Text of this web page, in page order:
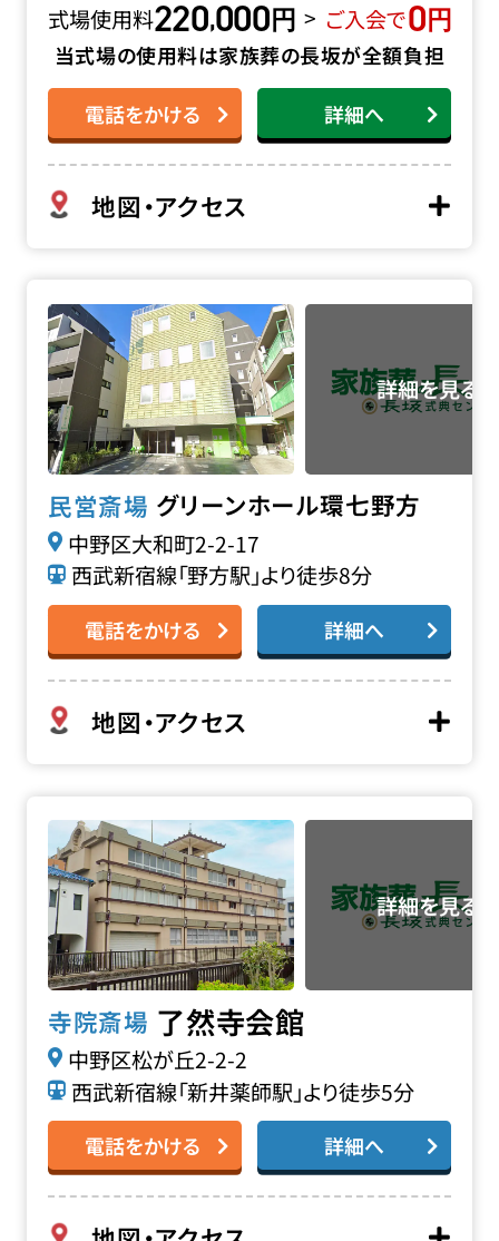
式場使用料220,000円 > ご入会で0円
当式場の使用料は家族葬の長坂が全額負担
電話をかける 詳細へ
地図・アクセス
民営斎場 グリーンホール環七野方
中野区大和町2-2-17
西武新宿線「野方駅」より徒歩8分
電話をかける 詳細へ
地図・アクセス
寺院斎場 了然寺会館
中野区松が丘2-2-2
西武新宿線「新井薬師駅」より徒歩5分
電話をかける 詳細へ
了然寺会館の詳細へ